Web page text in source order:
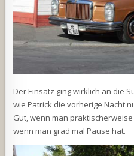
Der Einsatz ging wirklich an die
wie Patrick die vorherige Nacht
Gut, wenn man
wenn man grad mal Pause hat.